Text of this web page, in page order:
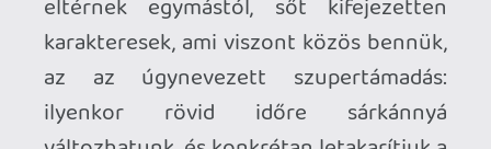
Van ugyan egy nagyon egyszerű,
szintlépésre és új mozdulatok feloldására
épülő fejlődési rendszer, de ez inkább
vékony motivációs réteg, semmint valódi
buildépítős mélység – itt nem fogjuk